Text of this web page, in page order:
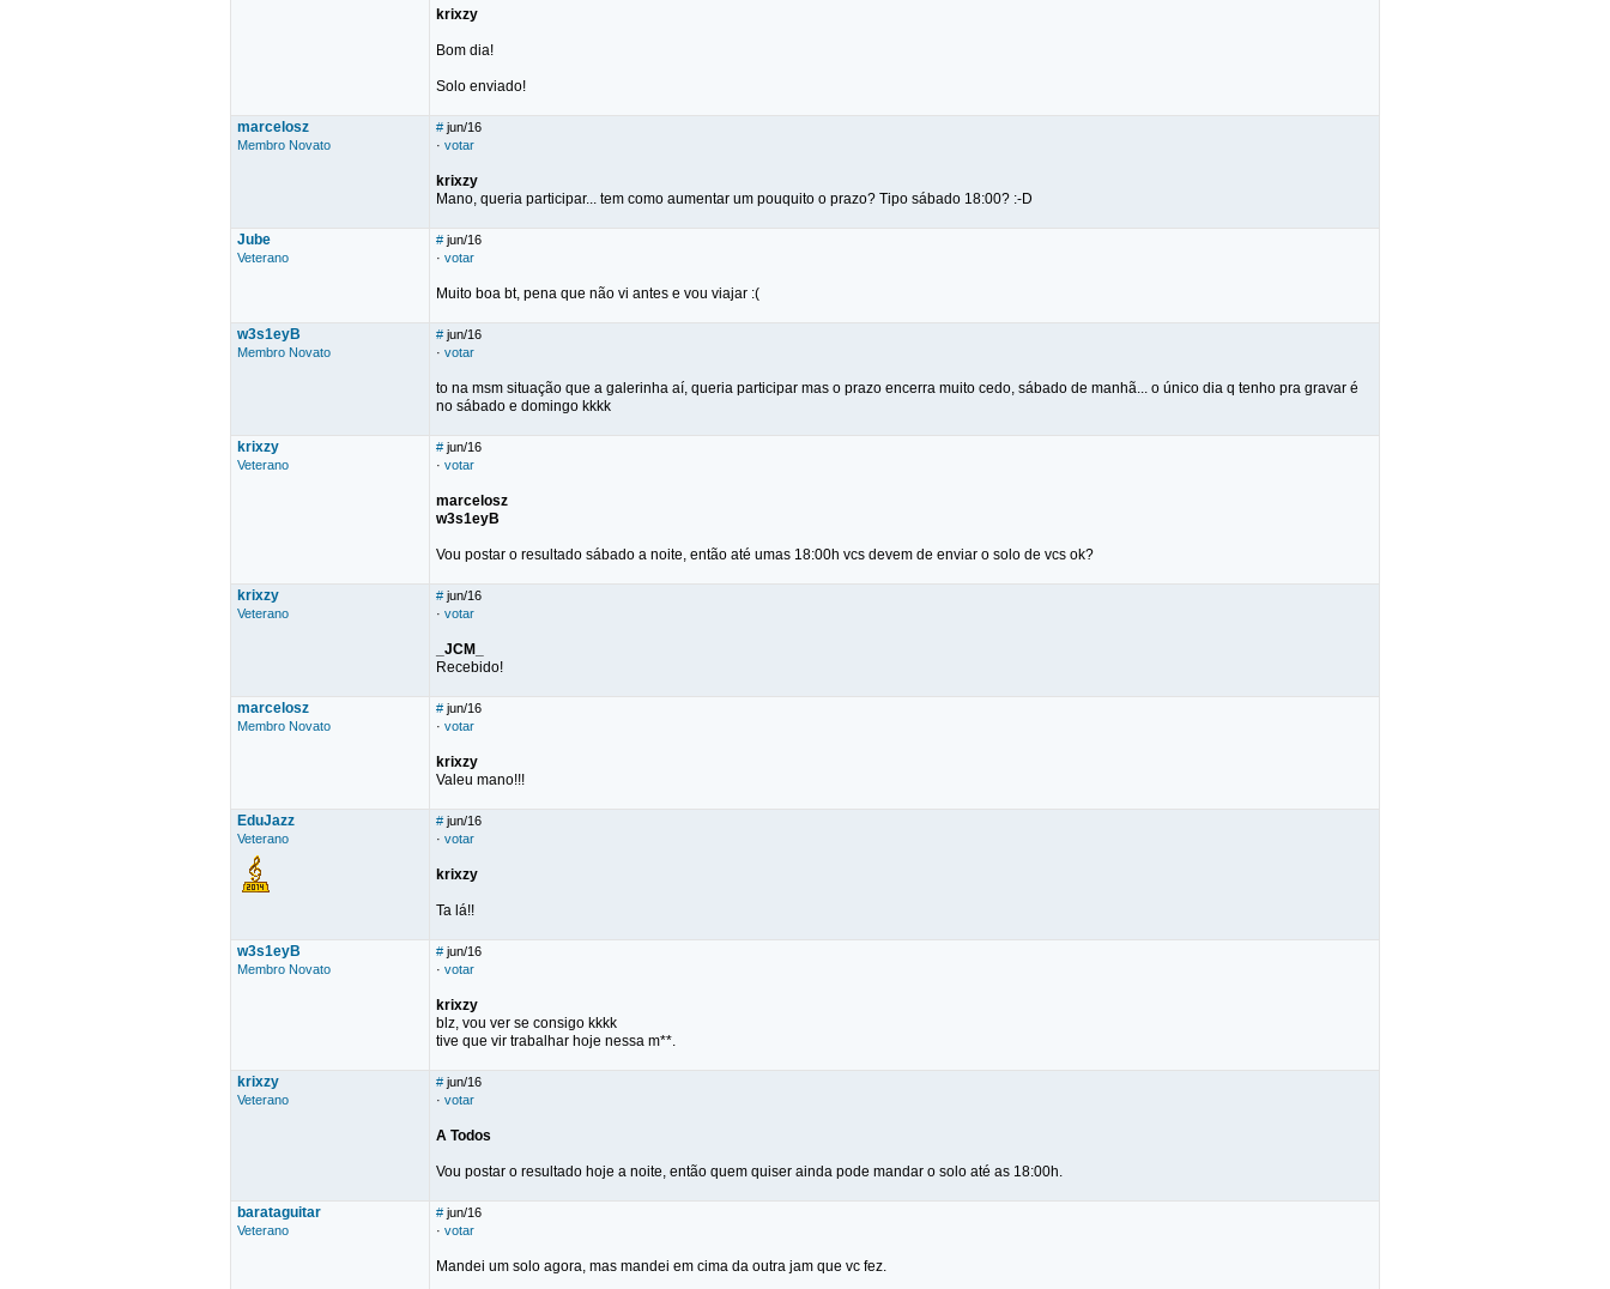
krixzy
Bom dia!
Solo enviado!
marcelosz
Membro Novato
# jun/16
· votar
krixzy
Mano, queria participar... tem como aumentar um pouquito o prazo? Tipo sábado 18:00? :-D
Jube
Veterano
# jun/16
· votar
Muito boa bt, pena que não vi antes e vou viajar :(
w3s1eyB
Membro Novato
# jun/16
· votar
to na msm situação que a galerinha aí, queria participar mas o prazo encerra muito cedo, sábado de manhã... o único dia q tenho pra gravar é
no sábado e domingo kkkk
krixzy
Veterano
# jun/16
· votar
marcelosz
w3s1eyB
Vou postar o resultado sábado a noite, então até umas 18:00h vcs devem de enviar o solo de vcs ok?
krixzy
Veterano
# jun/16
· votar
_JCM_
Recebido!
marcelosz
Membro Novato
# jun/16
· votar
krixzy
Valeu mano!!!
EduJazz
Veterano
# jun/16
· votar
krixzy
Ta lá!!
w3s1eyB
Membro Novato
# jun/16
· votar
krixzy
blz, vou ver se consigo kkkk
tive que vir trabalhar hoje nessa m**.
krixzy
Veterano
# jun/16
· votar
A Todos
Vou postar o resultado hoje a noite, então quem quiser ainda pode mandar o solo até as 18:00h.
barataguitar
Veterano
# jun/16
· votar
Mandei um solo agora, mas mandei em cima da outra jam que vc fez.